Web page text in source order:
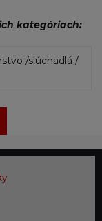
kategóriach:
/slúchadlá /